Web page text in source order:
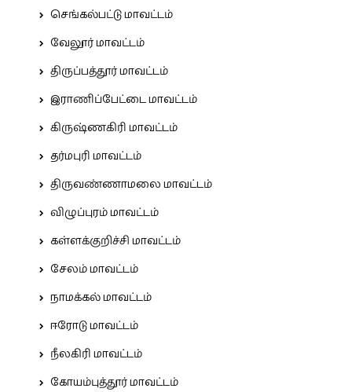
செங்கல்பட்டு மாவட்டம்
வேலூர் மாவட்டம்
திருப்பத்தூர் மாவட்டம்
இராணிப்பேட்டை மாவட்டம்
கிருஷ்ணகிரி மாவட்டம்
தர்மபுரி மாவட்டம்
திருவண்ணாமலை மாவட்டம்
விழுப்புரம் மாவட்டம்
கள்ளக்குறிச்சி மாவட்டம்
சேலம் மாவட்டம்
நாமக்கல் மாவட்டம்
ஈரோடு மாவட்டம்
நீலகிரி மாவட்டம்
கோயம்புத்தூர் மாவட்டம்